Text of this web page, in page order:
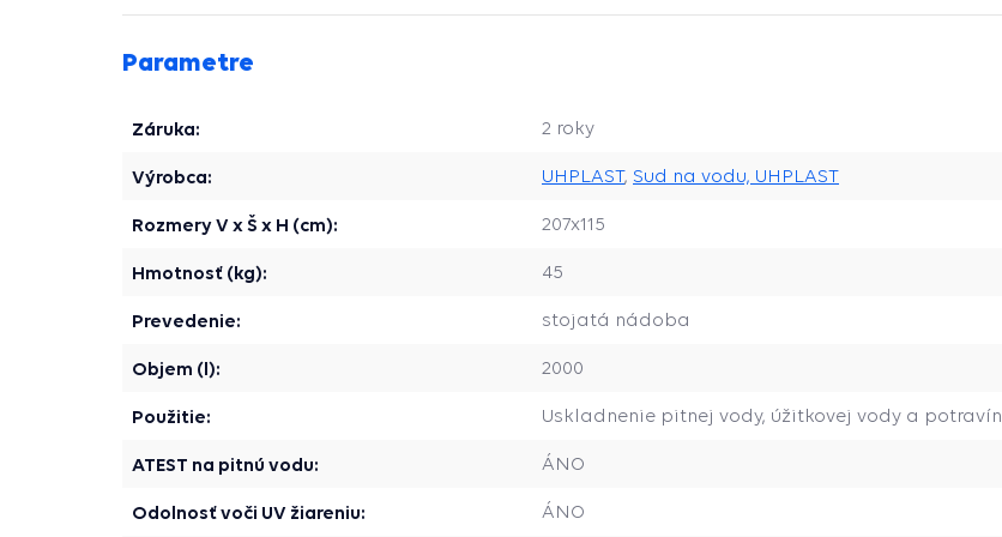
Parametre
Záruka: 2 roky
Výrobca: UHPLAST, Sud na vodu, UHPLAST
Rozmery V x Š x H (cm): 207x115
Hmotnosť (kg): 45
Prevedenie: stojatá nádoba
Objem (l): 2000
Použitie: Uskladnenie pitnej vody, úžitkovej vody a potravín.
ATEST na pitnú vodu: ÁNO
Odolnosť voči UV žiareniu: ÁNO